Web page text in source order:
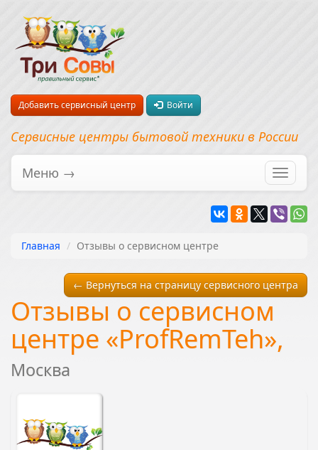
Добавить сервисный центр Войти
Сервисные центры бытовой техники в России
Меню →
Главная Отзывы о сервисном центре
← Вернуться на страницу сервисного центра
Отзывы о сервисном
центре «ProfRemTeh»,
Москва